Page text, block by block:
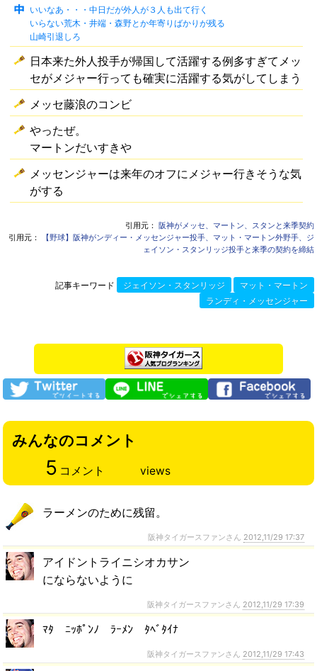
いいなあ・・・中日だが外人が３人も出て行く
いらない荒木・井端・森野とか年寄りばかりが残る
山崎引退しろ
日本来た外人投手が帰国して活躍する例多すぎてメッ
セがメジャー行っても確実に活躍する気がしてしまう
メッセ藤浪のコンビ
やったぜ。
マートンだいすきや
メッセンジャーは来年のオフにメジャー行きそうな気
がする
引用元： 阪神がメッセ、マートン、スタンと来季契約
引用元：
【野球】阪神がンディー・メッセンジャー投手、マット・マートン外野手、ジ
ェイソン・スタンリッジ投手と来季の契約を締結
記事キーワード ジェイソン・スタンリッジ
マット・マートン
ランディ・メッセンジャー
みんなのコメント
5 コメント views
ラーメンのために残留。
阪神タイガースファンさん 2012,11/29 17:37
アイドントライニシオカサン
にならないように
阪神タイガースファンさん 2012,11/29 17:39
ﾏﾀ ﾆｯﾎﾟﾝﾉ ﾗｰﾒﾝ ﾀﾍﾞﾀｲﾅ
阪神タイガースファンさん 2012,11/29 17:43